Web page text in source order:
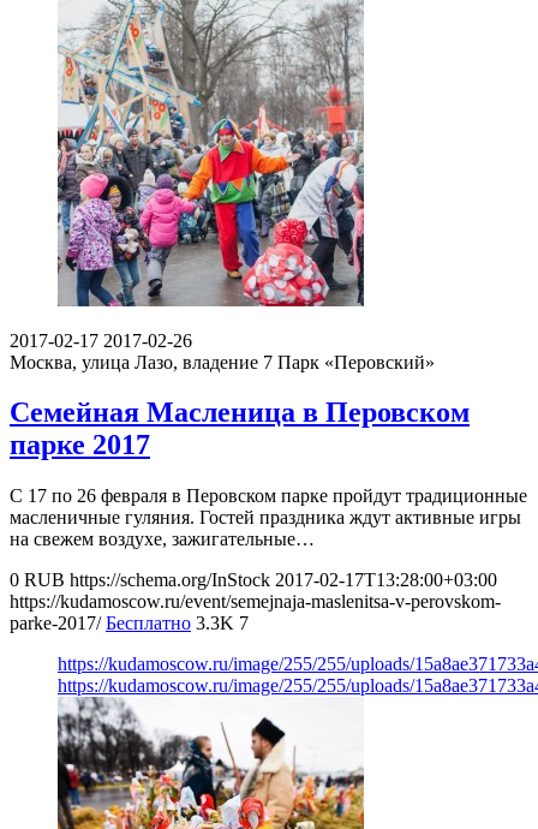
2017-02-17 2017-02-26
Москва, улица Лазо, владение 7 Парк «Перовский»
Семейная Масленица в Перовском
парке 2017
С 17 по 26 февраля в Перовском парке пройдут традиционные
масленичные гуляния. Гостей праздника ждут активные игры
на свежем воздухе, зажигательные…
0 RUB https://schema.org/InStock 2017-02-17T13:28:00+03:00
https://kudamoscow.ru/event/semejnaja-maslenitsa-v-perovskom-
parke-2017/ Бесплатно 3.3K 7
https://kudamoscow.ru/image/255/255/uploads/
https://kudamoscow.ru/image/255/255/uploads/